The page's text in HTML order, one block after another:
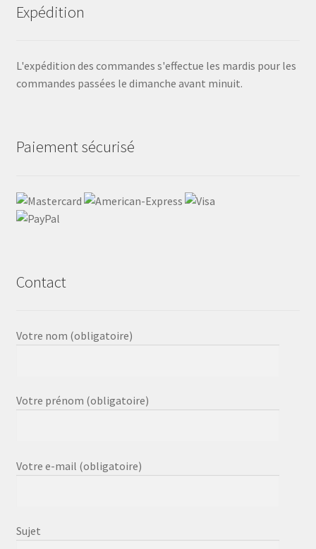
Expédition
L'expédition des commandes s'effectue les mardis pour les
commandes passées le dimanche avant minuit.
Paiement sécurisé
Contact
Votre nom (obligatoire)
Votre prénom (obligatoire)
Votre e-mail (obligatoire)
Sujet